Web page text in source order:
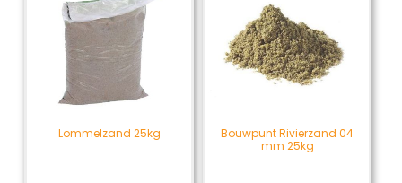
Lommelzand 25kg
Bouwpunt Rivierzand 04
mm 25kg